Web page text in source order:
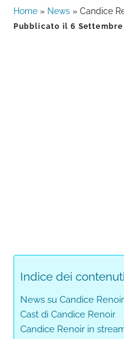
Home » News »Candice
Pubblicato il6 Settembre
Indice dei contenuti
News su Candice Renoir
Cast di Candice Renoir
Candice Renoir in